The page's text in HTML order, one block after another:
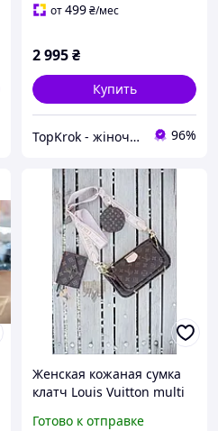
от499₴/мес
2 995₴
Купить
TopKrok - жіноче та чоловіче взуття, жіночі сумки та верхній одяг 96%
Женская кожаная сумка
клатч Louis Vuitton multi
Готово к отправке